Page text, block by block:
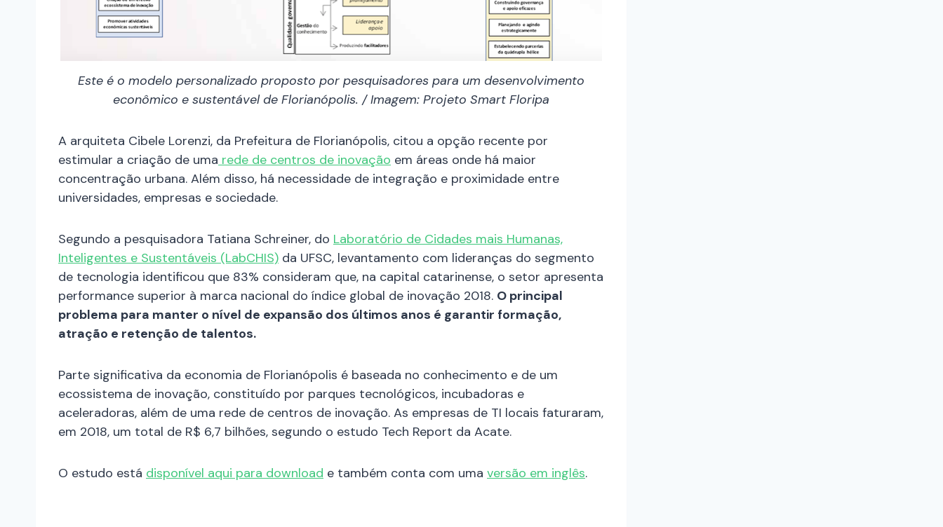
Este é o modelo personalizado proposto por pesquisadores para um desenvolvimento
econômico e sustentável de Florianópolis. / Imagem: Projeto Smart Floripa
A arquiteta Cibele Lorenzi, da Prefeitura de Florianópolis, citou a opção recente por
estimular a criação de uma rede de centros de inovação em áreas onde há maior
concentração urbana. Além disso, há necessidade de integração e proximidade entre
universidades, empresas e sociedade.
Segundo a pesquisadora Tatiana Schreiner, do Laboratório de Cidades mais Humanas,
Inteligentes e Sustentáveis (LabCHIS) da UFSC, levantamento com lideranças do segmento
de tecnologia identificou que 83% consideram que, na capital catarinense, o setor apresenta
performance superior à marca nacional do índice global de inovação 2018. O principal
problema para manter o nível de expansão dos últimos anos é garantir formação,
atração e retenção de talentos.
Parte significativa da economia de Florianópolis é baseada no conhecimento e de um
ecossistema de inovação, constituído por parques tecnológicos, incubadoras e
aceleradoras, além de uma rede de centros de inovação. As empresas de TI locais faturaram,
em 2018, um total de R$ 6,7 bilhões, segundo o estudo Tech Report da Acate.
O estudo está disponível aqui para download e também conta com uma versão em inglês.